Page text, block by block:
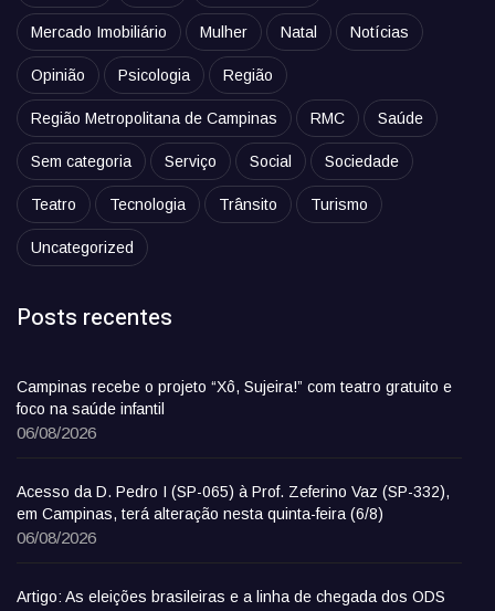
Mercado Imobiliário Mulher Natal Notícias
Opinião Psicologia Região
Região Metropolitana de Campinas RMC Saúde
Sem categoria Serviço Social Sociedade
Teatro Tecnologia Trânsito Turismo
Uncategorized
Posts recentes
Campinas recebe o projeto “Xô, Sujeira!” com teatro gratuito e
foco na saúde infantil
06/08/2026
Acesso da D. Pedro I (SP-065) à Prof. Zeferino Vaz (SP-332),
em Campinas, terá alteração nesta quinta-feira (6/8)
06/08/2026
Artigo: As eleições brasileiras e a linha de chegada dos ODS